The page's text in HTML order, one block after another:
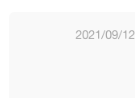
2021/09/12